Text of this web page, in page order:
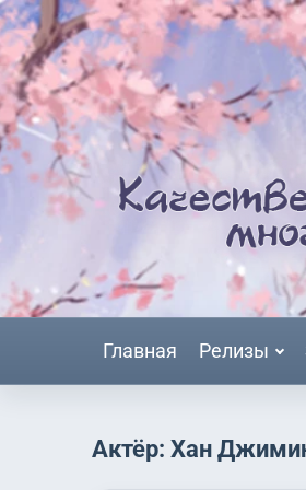
Главная Релизы
Актёр: Хан